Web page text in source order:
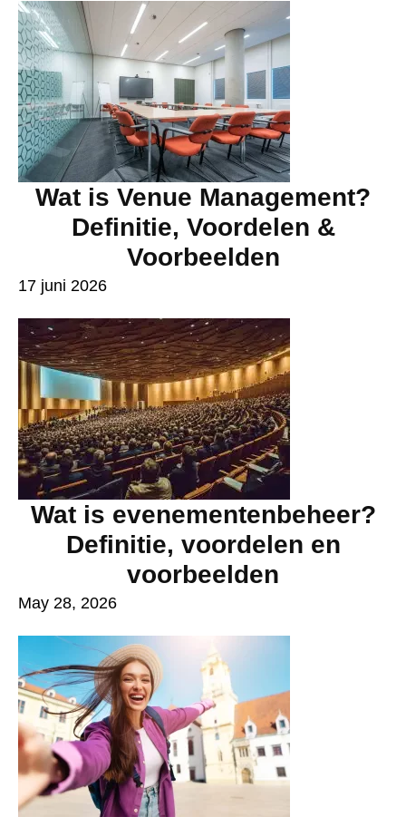
Wat is Venue Management?
Definitie, Voordelen &
Voorbeelden
17 juni 2026
Wat is evenementenbeheer?
Definitie, voordelen en
voorbeelden
May 28, 2026